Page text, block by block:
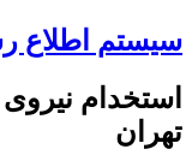
سیستم اطلاع
استخدام
تهران